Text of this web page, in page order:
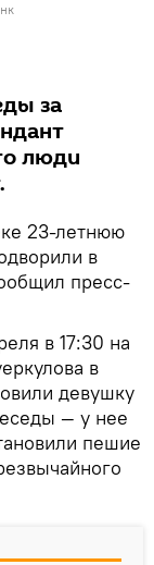
за
люди
23-летнюю
в
пресс-
в 17:30 на
в
девушку
— у нее
пешие